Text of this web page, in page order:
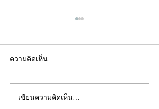
คอลัมน์"จับชีพจรวงการ
ความคิดเห็น
เขียนความคิดเห็น…